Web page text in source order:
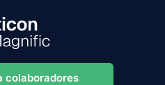
colaboradores